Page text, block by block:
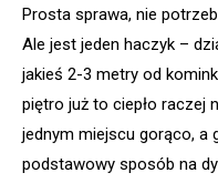
Prosta sprawa, nie
Ale jest jeden haczyk –
jakieś 2-3 metry od
piętro już to ciepło raczej
jednym miejscu gorąco, a
podstawowy sposób na